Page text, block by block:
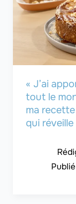
« J’ai
tout le
ma
qui